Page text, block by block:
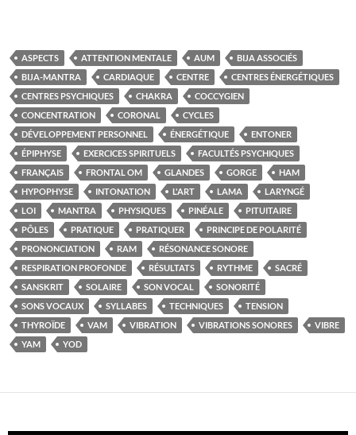
ASPECTS ATTENTION MENTALE AUM
BIJA ASSOCIÉS
BIJA-MANTRA
CARDIAQUE CENTRE
CENTRES ÉNERGÉTIQUES
CENTRES PSYCHIQUES
CHAKRA
COCCYGIEN
CONCENTRATION
CORONAL
CYCLES
DÉVELOPPEMENT PERSONNEL
ÉNERGÉTIQUE
ENTONER
ÉPIPHYSE
EXERCICES SPIRITUELS
FACULTÉS PSYCHIQUES
FRANÇAIS
FRONTAL OM GLANDES GORGE
HAM
HYPOPHYSE
INTONATION L'ART LAMA
LARYNGÉ
LOI
MANTRA PHYSIQUES PINÉALE
PITUITAIRE
PÔLES
PRATIQUE PRATIQUER
PRINCIPE DE POLARITÉ
PRONONCIATION
RAM
RÉSONANCE SONORE
RESPIRATION PROFONDE
RÉSULTATS RYTHME
SACRÉ
SANSKRIT
SOLAIRE SON VOCAL
SONORITÉ
SONS VOCAUX
SYLLABES TECHNIQUES
TENSION
THYROÏDE
VAM VIBRATION VIBRATIONS SONORES
VIBRE
YAM
YOD